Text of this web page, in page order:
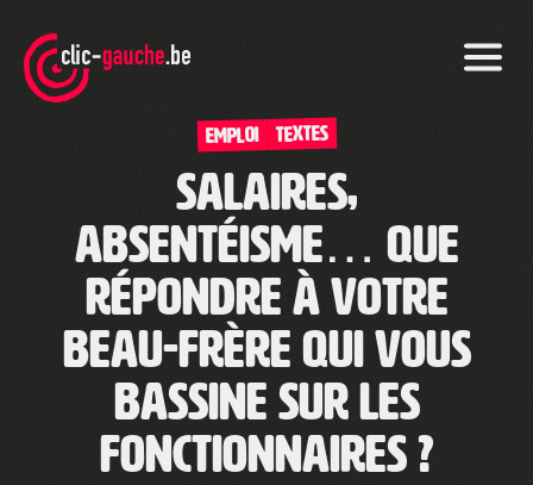
the
content
Emploi TEXTES
Salaires,
absentéisme… Que
répondre à votre
beau-frère qui vous
bassine sur les
fonctionnaires ?